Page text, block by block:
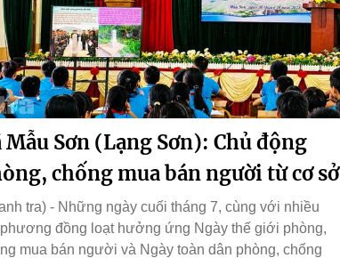
Mẫu Sơn (Lạng Sơn): Chủ động
chống mua bán người từ cơ sở
tra) - Những ngày cuối tháng 7, cùng với nhiều
đồng loạt hưởng ứng Ngày thế giới phòng,
mua bán người và Ngày toàn dân phòng, chống